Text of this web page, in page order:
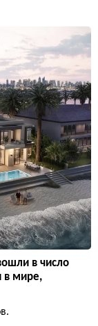
в число
в мире,